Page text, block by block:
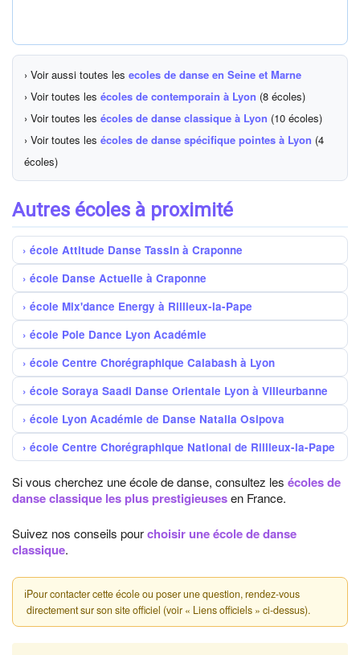
› Voir aussi toutes les ecoles de danse en Seine et Marne
› Voir toutes les écoles de contemporain à Lyon (8 écoles)
› Voir toutes les écoles de danse classique à Lyon (10 écoles)
› Voir toutes les écoles de danse spécifique pointes à Lyon (4
écoles)
Autres écoles à proximité
école Attitude Danse Tassin à Craponne
école Danse Actuelle à Craponne
école Mix'dance Energy à Rillieux-la-Pape
école Pole Dance Lyon Académie
école Centre Chorégraphique Calabash à Lyon
école Soraya Saadi Danse Orientale Lyon à Villeurbanne
école Lyon Académie de Danse Natalia Osipova
école Centre Chorégraphique National de Rillieux-la-Pape
Si vous cherchez une école de danse, consultez les écoles de
danse classique les plus prestigieusesen France.
Suivez nos conseils pourchoisir une école de danse
classique.
ℹPour contacter cette école ou poser une question, rendez-vous
directement sur son site officiel (voir « Liens officiels » ci-dessus).